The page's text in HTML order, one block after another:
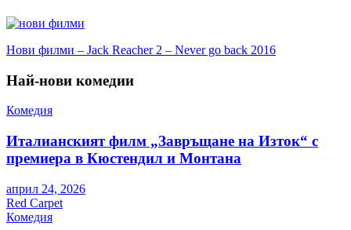
Навигация
Нови филми – Jack Reacher 2 – Never go back 2016
Най-нови комедии
Комедия
Италианският филм „Завръщане на Изток“ с
премиера в Кюстендил и Монтана
април 24, 2026
Red Carpet
Комедия